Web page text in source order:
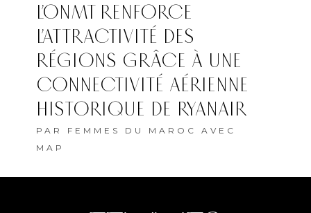
L’ONMT RENFORCE
L’ATTRACTIVITÉ DES
RÉGIONS GRÂCE À UNE
CONNECTIVITÉ AÉRIENNE
HISTORIQUE DE RYANAIR
PAR FEMMES DU MAROC AVEC
MAP